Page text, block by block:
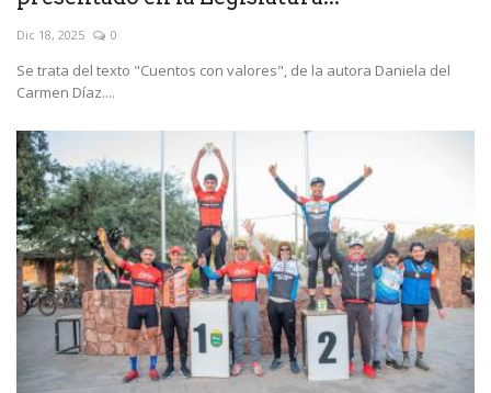
Dic 18, 2025 0
Se trata del texto "Cuentos con valores", de la autora Daniela del
Carmen Díaz....